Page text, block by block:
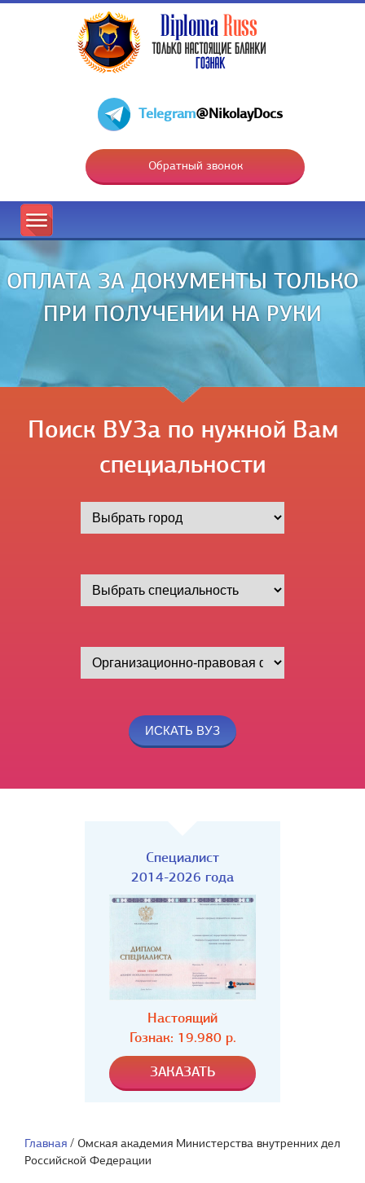
Telegram@NikolayDocs
Обратный звонок
ОПЛАТА ЗА ДОКУМЕНТЫ ТОЛЬКО
ПРИ ПОЛУЧЕНИИ НА РУКИ
Поиск ВУЗа по нужной Вам
специальности
Специалист
2014-2026 года
Настоящий
Гознак: 19.980 р.
Главная / Омская академия Министерства внутренних дел
Российской Федерации